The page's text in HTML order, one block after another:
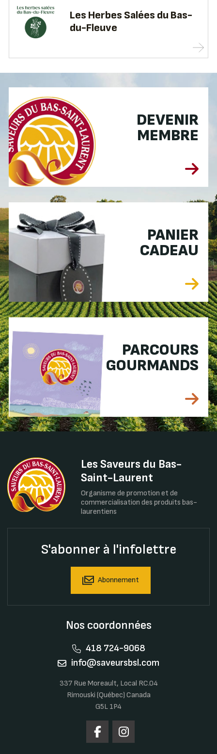
Les Herbes Salées du Bas-
du-Fleuve
DEVENIR
MEMBRE
PANIER
CADEAU
PARCOURS
GOURMANDS
Les Saveurs du Bas-
Saint-Laurent
Organisme de promotion et de
commercialisation des produits bas-
laurentiens
S'abonner à l'infolettre
Abonnement
Nos coordonnées
418 724-9068
info@saveursbsl.com
337 Rue Moreault, Local RC.04
Rimouski (Québec) Canada
G5L 1P4